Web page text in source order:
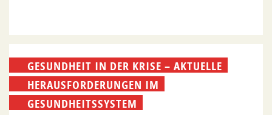
GESUNDHEIT IN DER KRISE – AKTUELLE
HERAUSFORDERUNGEN IM
GESUNDHEITSSYSTEM